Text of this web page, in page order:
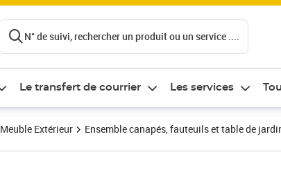
N° de suivi, rechercher un produit ou un service ....
Le transfert de courrier Les services
Meuble Extérieur Ensemble canapés, fauteuils et table de